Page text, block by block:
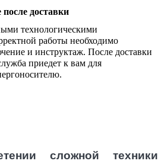
доставки
технологическими
работы необходимо
и инструктаж. После доставки
приедет к вам для
сложной техники